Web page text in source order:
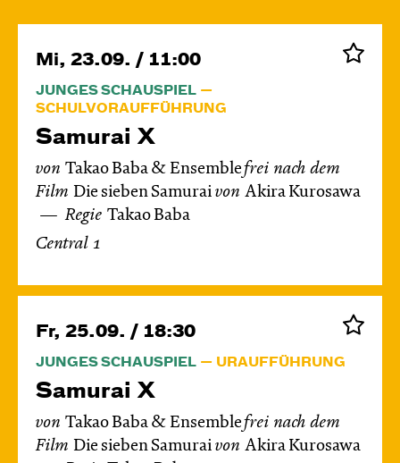
Mi, 23.09. / 11:00
JUNGES SCHAUSPIEL
SCHULVORAUFFÜHRUNG
Samurai X
von Takao Baba & Ensemblefrei nach dem
Film Die sieben Samurai von Akira Kurosawa
Regie Takao Baba
Central 1
Fr, 25.09. / 18:30
JUNGES SCHAUSPIEL URAUFFÜHRUNG
Samurai X
von Takao Baba & Ensemblefrei nach dem
Film Die sieben Samurai von Akira Kurosawa